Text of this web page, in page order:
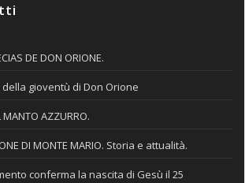
DE DON ORIONE.
della gioventù di Don Orione
AZZURRO.
DI MONTE MARIO. Storia e attualità.
conferma la nascita di Gesù il 25